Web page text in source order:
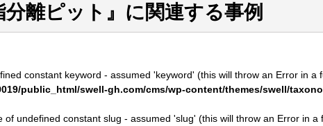
分離ピット』に関連する事例
constant keyword - assumed 'keyword' (this will throw an Error in a
public_html/swell-gh.com/cms/wp-content/themes/swell/
of undefined constant slug - assumed 'slug' (this will throw an Error in a